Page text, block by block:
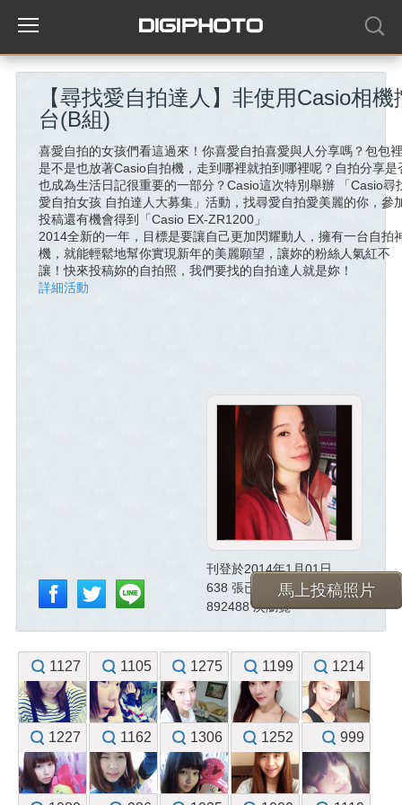
【尋找愛自拍達人】非使用Casio相機
台(B組)
喜愛自拍的女孩們看這過來！你喜愛自拍喜愛與人分享嗎？包包
是不是也放著Casio自拍機，走到哪裡就拍到哪裡呢？自拍分享是
也成為生活日記很重要的一部分？Casio這次特別舉辦 「Casio尋
愛自拍女孩 自拍達人大募集」活動，找尋愛自拍愛美麗的你，參
投稿還有機會得到「Casio EX-ZR1200」
2014全新的一年，目標是要讓自己更加閃耀動人，擁有一台自拍
機，就能輕鬆地幫你實現新年的美麗願望，讓妳的粉絲人氣紅不
讓！快來投稿妳的自拍照，我們要找的自拍達人就是妳！
詳細活動
馬上投稿照片
刊登於2014年1月01日
638 張已投稿照片
892488 次瀏覽
1127 1105 1275 1199 1214
1227 1162 1306 1252 999